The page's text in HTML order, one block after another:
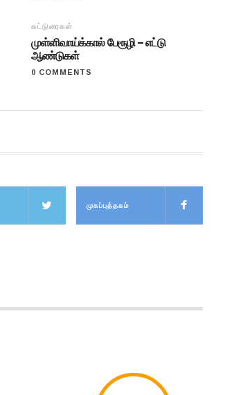
கட்டுரைகள்
முள்ளிவாய்க்கால் பேரூழி – எட்டு
ஆண்டுகள்
0 COMMENTS
முகப்புத்தகம்